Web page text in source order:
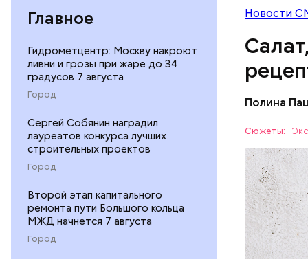
Главное
Гидрометцентр: Москву накроют
ливни и грозы при жаре до 34
градусов 7 августа
Город
Сергей Собянин наградил
лауреатов конкурса лучших
строительных проектов
Город
Второй этап капитального
ремонта пути Большого кольца
МЖД начнется 7 августа
Город
Новости
Полина
Сюжеты:
ЕДА